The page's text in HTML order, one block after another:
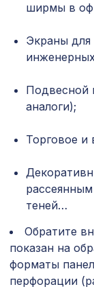
45,
для
рустик
Воск
ширмы в
Экраны для
Подвесной
аналоги);
Торговое и
теней…
Обратите
показан на
форматы
перфорации